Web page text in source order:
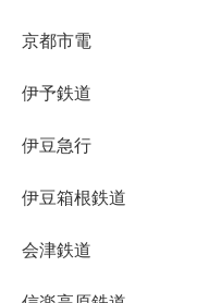
京都市電
伊予鉄道
伊豆急行
伊豆箱根鉄道
会津鉄道